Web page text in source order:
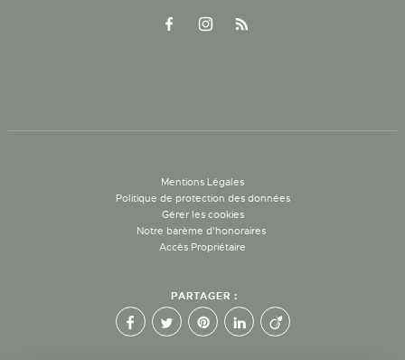
Mentions Légales
Politique de protection des données
Gérer les cookies
Notre barème d'honoraires
Accès Propriétaire
PARTAGER :